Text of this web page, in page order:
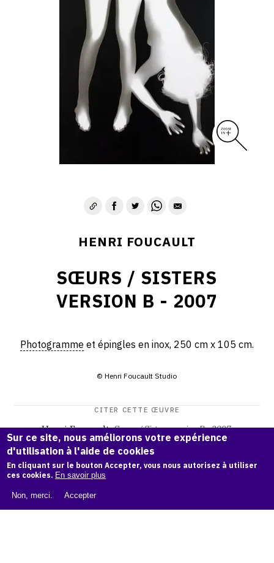
06_ARCHIVES
CONTACT
HENRI FOUCAULT
SŒURS / SISTERS
VERSION B - 2007
Photogramme et épingles en inox, 250 cm x 105 cm.
© Henri Foucault Studio
CITER CETTE ŒUVRE
Henri Foucault,Sœurs / Sisters version B - 2007.
Catalogue raisonné Henri Foucault, OAM.
COPIER LA CITATION
Sur ce site, nous améliorons votre expérience
d'utilisation à l'aide de cookies
En cliquant sur le bouton Accepter, vous nous autorisez à utiliser
ces cookies. En savoir plus
Non, merci. Accepter